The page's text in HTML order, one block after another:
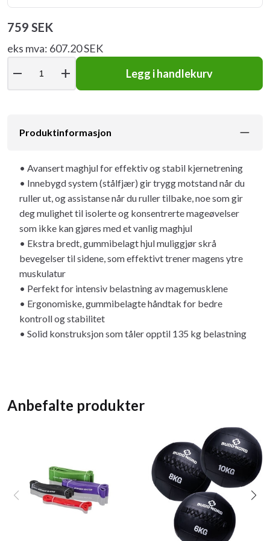
759 SEK
eks mva: 607.20 SEK
remove add Legg i handlekurv
Produktinformasjon
• Avansert maghjul for effektiv og stabil kjernetrening
• Innebygd system (stålfjær) gir trygg motstand når du
ruller ut, og assistanse når du ruller tilbake, noe som gir
deg mulighet til isolerte og konsentrerte mageøvelser
som ikke kan gjøres med et vanlig maghjul
• Ekstra bredt, gummibelagt hjul muliggjør skrå
bevegelser til sidene, som effektivt trener magens ytre
muskulatur
• Perfekt for intensiv belastning av magemusklene
• Ergonomiske, gummibelagte håndtak for bedre
kontroll og stabilitet
• Solid konstruksjon som tåler opptil 135 kg belastning
Anbefalte produkter